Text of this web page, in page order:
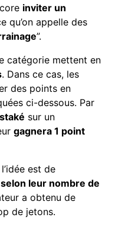
inviter un
qu’on appelle des
”.
catégorie mettent en
. Dans ce cas, les
des points en
ci-dessous. Par
sur un
gagnera 1 point
est de
leur nombre de
a obtenu de
de jetons.